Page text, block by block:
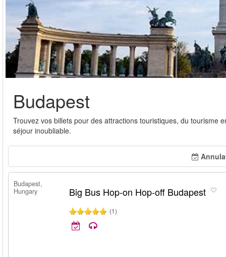
Budapest
Trouvez vos billets pour des attractions touristiques, du tourisme
séjour inoubliable.
Budapest,
Hungary
Big Bus Hop-on Hop-off Budapest
(1)